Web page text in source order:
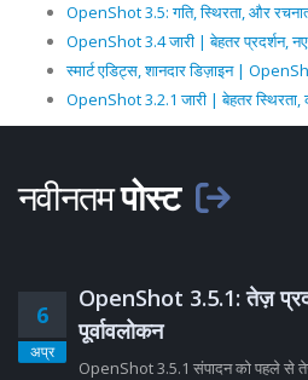
OpenShot 3.5: गति, स्थिरता, और
OpenShot 3.4 जारी | बेहतर प्रदर्शन,
स्मार्ट एडिट्स, शानदार डिज़ाइन |
OpenShot 3.2.1 जारी | बेहतर
नवीनतमपोस्ट
6
अप्र
OpenShot 3.5.1: तेज़
पूर्वावलोकन
OpenShot 3.5.1 संपादन को पहले से